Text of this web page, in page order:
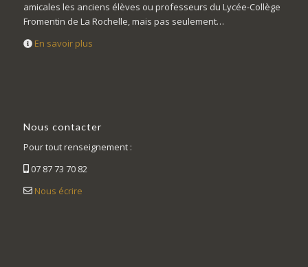
amicales les anciens élèves ou professeurs du Lycée-Collège
Fromentin de La Rochelle, mais pas seulement…
En savoir plus
Nous contacter
Pour tout renseignement :
07 87 73 70 82
Nous écrire